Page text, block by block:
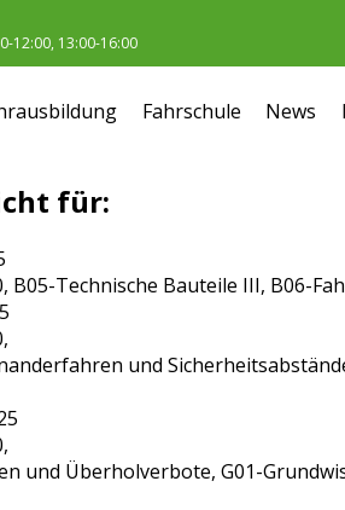
12:00, 13:00-16:00
Fahrschule News
für:
B05-Technische Bauteile III, B06-
und
und Überholverbote, G01-